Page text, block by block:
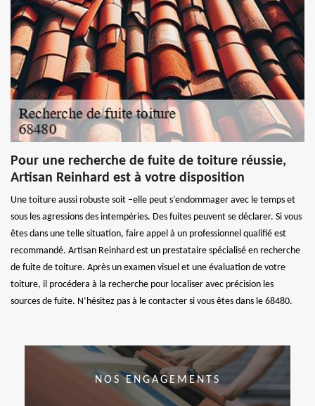
Pour une recherche de fuite de toiture réussie,
Artisan Reinhard est à votre disposition
Une toiture aussi robuste soit –elle peut s’endommager avec le temps et
sous les agressions des intempéries. Des fuites peuvent se déclarer. Si vous
êtes dans une telle situation, faire appel à un professionnel qualifié est
recommandé. Artisan Reinhard est un prestataire spécialisé en recherche
de fuite de toiture. Après un examen visuel et une évaluation de votre
toiture, il procédera à la recherche pour localiser avec précision les
sources de fuite. N’hésitez pas à le contacter si vous êtes dans le 68480.
NOS ENGAGEMENTS